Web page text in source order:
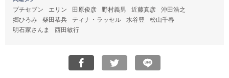
プチセブン エリン 田原俊彦 野村義男 近藤真彦
沖田浩之
郷ひろみ
柴田恭兵 ティナ・ラッセル 水谷豊
松山千春
明石家さんま
西田敏行